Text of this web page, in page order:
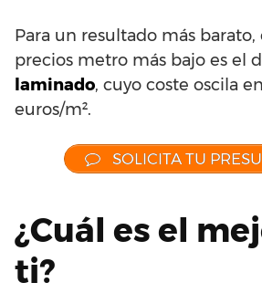
Para un resultado más barato,
precios metro más bajo es el
laminado, cuyo coste oscila
euros/m².
SOLICITA TU
¿Cuál es el
ti?